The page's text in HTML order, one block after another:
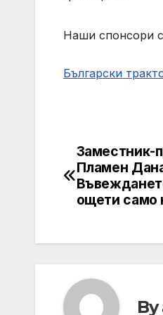
Наши спонсори
Български
Post
Заместник-
Пламен
ощети само
By